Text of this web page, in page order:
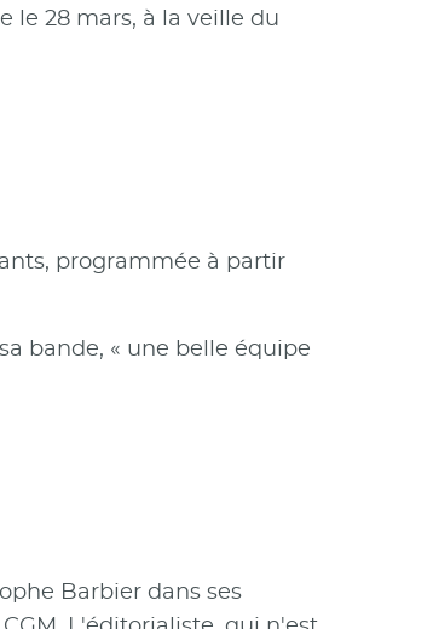
le 28 mars, à la veille du
programmée à partir
bande, « une belle équipe
Barbier dans ses